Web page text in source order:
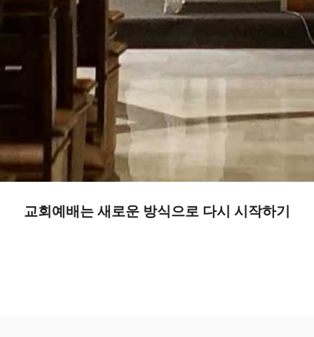
Receive email updates on useful products
and offers.
Don't worry, we won't spam you. You can
unsubscribe any time. By clicking submit, you
Privacy Policy.
교회예배는 새로운 방식으로 다시 시작하기